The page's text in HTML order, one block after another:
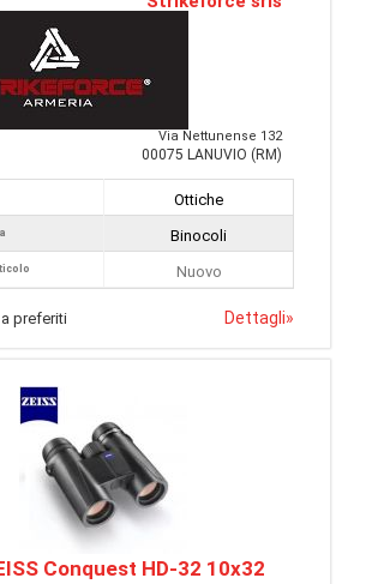
Via Nettunense 132
00075 LANUVIO (RM)
Ottiche
Binocoli
Nuovo
preferiti Dettagli»
Conquest HD-32 10x32